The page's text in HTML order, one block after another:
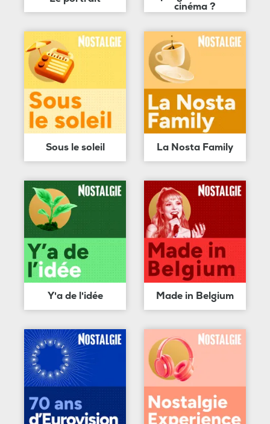
cinéma ?
Sous le soleil La Nosta Family
Y'a de l'idée Made in Belgium